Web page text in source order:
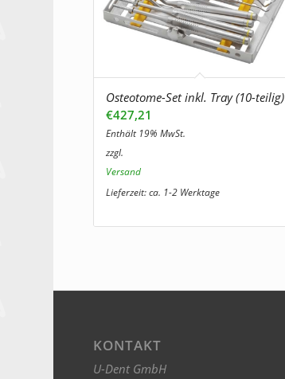
Osteotome-Set inkl. Tray (10-teilig)
€427,21
Enthält 19% MwSt.
zzgl.
Versand
Lieferzeit: ca. 1-2 Werktage
KONTAKT
U-Dent GmbH